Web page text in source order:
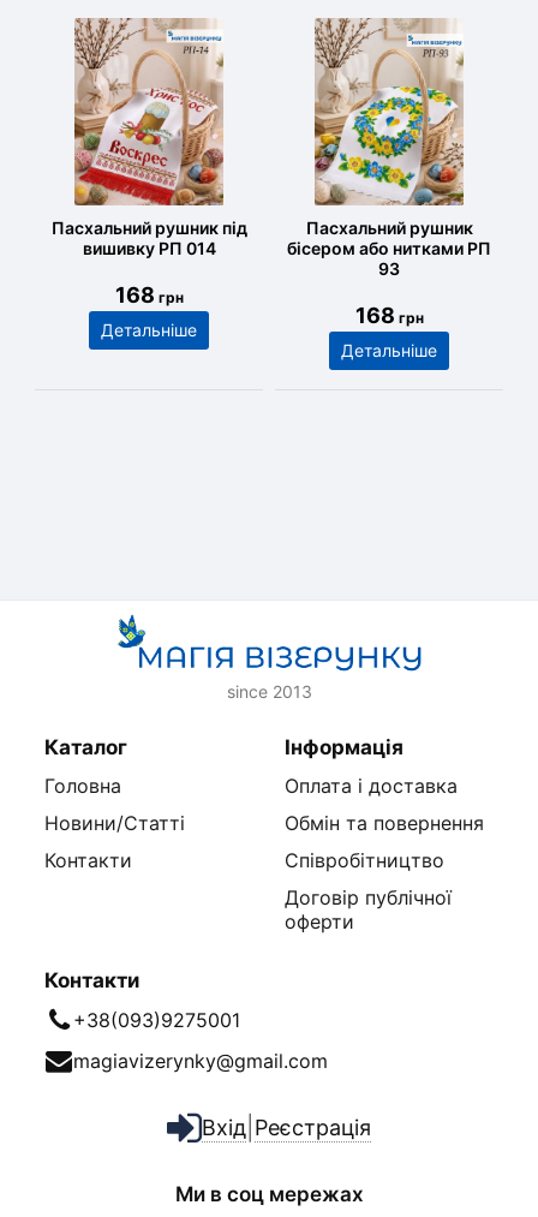
Пасхальний рушник під
вишивку РП 014
168 грн
Детальніше
Пасхальний рушник
бісером або нитками РП
93
168 грн
Детальніше
since 2013
Каталог
Головна
Новини/Статті
Контакти
Інформація
Оплата і доставка
Обмін та повернення
Співробітництво
Договір публічної
оферти
Контакти
+38(093)9275001
magiavizerynky@gmail.com
Вхід Реєстрація
Ми в соц мережах